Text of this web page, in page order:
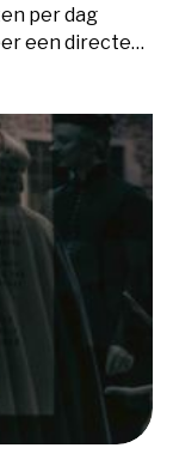
per dag
een directe…